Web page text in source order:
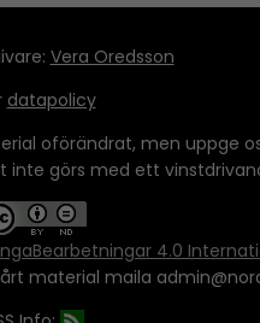
Vera Oredsson
datapolicy
oförändrat, men uppge
görs med ett
4.0
material maila